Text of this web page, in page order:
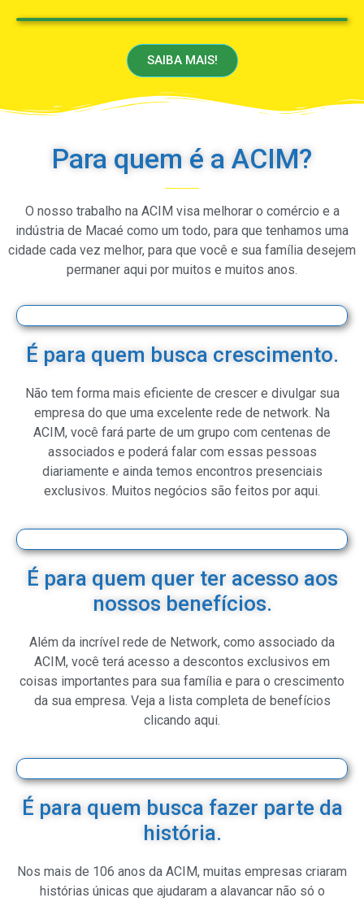
SAIBA MAIS!
Para quem é a ACIM?
O nosso trabalho na ACIM visa melhorar o comércio e a
indústria de Macaé como um todo, para que tenhamos uma
cidade cada vez melhor, para que você e sua família desejem
permaner aqui por muitos e muitos anos.
É para quem busca crescimento.
Não tem forma mais eficiente de crescer e divulgar sua
empresa do que uma excelente rede de network. Na
ACIM, você fará parte de um grupo com centenas de
associados e poderá falar com essas pessoas
diariamente e ainda temos encontros presenciais
exclusivos. Muitos negócios são feitos por aqui.
É para quem quer ter acesso aos
nossos benefícios.
Além da incrível rede de Network, como associado da
ACIM, você terá acesso a descontos exclusivos em
coisas importantes para sua família e para o crescimento
da sua empresa. Veja a lista completa de benefícios
clicando aqui.
É para quem busca fazer parte da
história.
Nos mais de 106 anos da ACIM, muitas empresas criaram
histórias únicas que ajudaram a alavancar não só o